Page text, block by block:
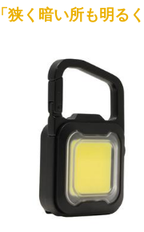
「狭く暗い所も明る